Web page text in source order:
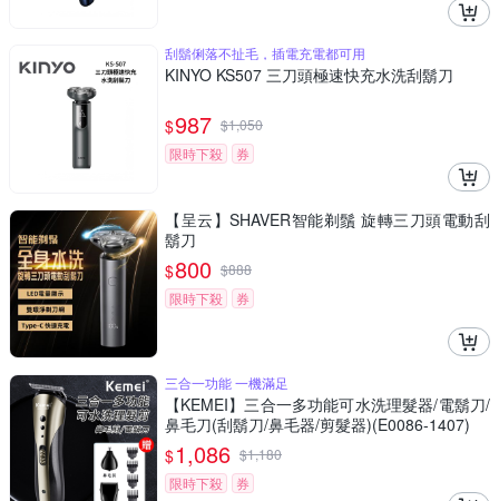
刮鬍俐落不扯毛，插電充電都可用
KINYO KS507 三刀頭極速快充水洗刮鬍刀
$987 $1,050
限時下殺
券
【呈云】SHAVER智能剃鬚 旋轉三刀頭電動刮
鬍刀
$800 $888
限時下殺
券
三合一功能 一機滿足
【KEMEI】三合一多功能可水洗理髮器/電鬍刀/
鼻毛刀(刮鬍刀/鼻毛器/剪髮器)(E0086-1407)
$1,086 $1,180
限時下殺
券